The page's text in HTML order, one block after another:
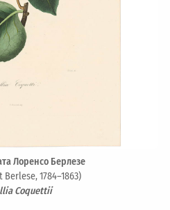
Лоренсо Берлезе
Berlese, 1784–1863)
Coquettii